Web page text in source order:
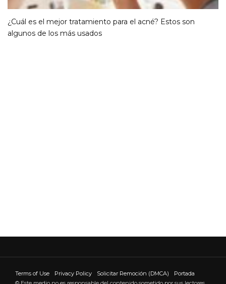
¿Cuál es el mejor tratamiento para el acné? Estos son
algunos de los más usados
Terms of Use Privacy Policy Solicitar Remoción (DMCA)
Portada